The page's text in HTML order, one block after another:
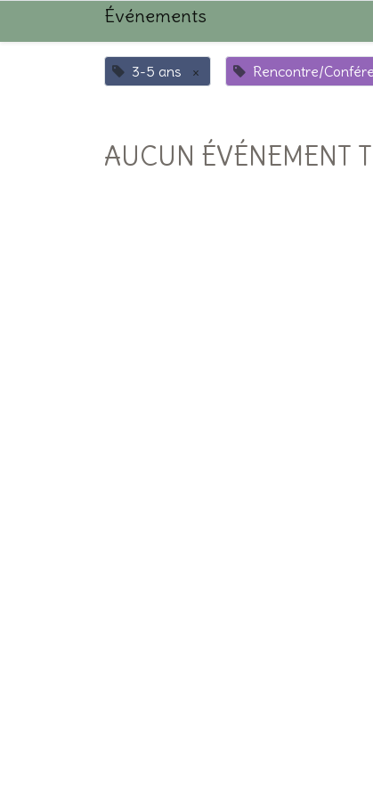
Événements
3-5 ans × Rencontre/
AUCUN ÉVÉNEMENT